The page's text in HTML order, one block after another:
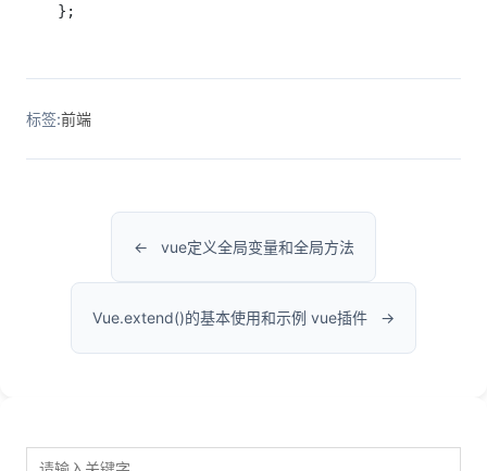
};
标签:前端
vue定义全局变量和全局方法
Vue.extend()的基本使用和示例 vue插件